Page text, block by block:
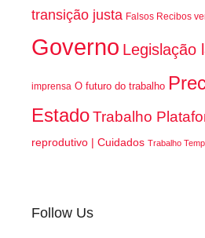
transição justa Falsos Recibos
Governo Legislação
imprensa O futuro do trabalho
EstadoTrabalho
reprodutivo | Cuidados Trabalho
Follow Us